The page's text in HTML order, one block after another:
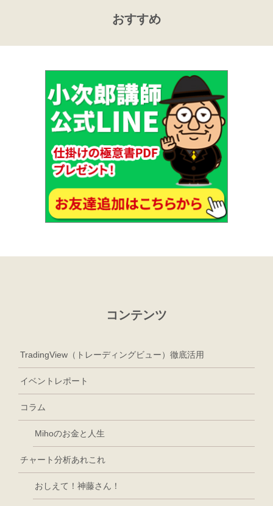
おすすめ
コンテンツ
TradingView（トレーディングビュー）徹底活用
イベントレポート
コラム
Mihoのお金と人生
チャート分析あれこれ
おしえて！神藤さん！